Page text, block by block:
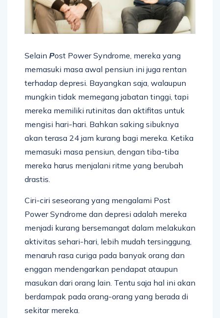
Selain Post Power Syndrome, mereka yang
memasuki masa awal pensiun ini juga rentan
terhadap depresi. Bayangkan saja, walaupun
mungkin tidak memegang jabatan tinggi, tapi
mereka memiliki rutinitas dan aktifitas untuk
mengisi hari-hari. Bahkan saking sibuknya
akan terasa 24 jam kurang bagi mereka. Ketika
memasuki masa pensiun, dengan tiba-tiba
mereka harus menjalani ritme yang berubah
drastis.
Ciri-ciri seseorang yang mengalami Post
Power Syndrome dan depresi adalah mereka
menjadi kurang bersemangat dalam melakukan
aktivitas sehari-hari, lebih mudah tersinggung,
menaruh rasa curiga pada banyak orang dan
enggan mendengarkan pendapat ataupun
masukan dari orang lain. Tentu saja hal ini akan
berdampak pada orang-orang yang berada di
sekitar mereka.